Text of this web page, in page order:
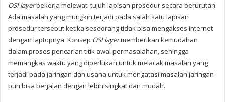
OSI layerbekerja melewati tujuh lapisan prosedur secara berurutan.
Ada masalah yang mungkin terjadi pada salah satu lapisan
prosedur tersebut ketika seseorang tidak bisa mengakses internet
dengan laptopnya. Konsep OSI layermemberikan kemudahan
dalam proses pencarian titik awal permasalahan, sehingga
memangkas waktu yang diperlukan untuk melacak masalah yang
terjadi pada jaringan dan usaha untuk mengatasi masalah jaringan
pun bisa berjalan dengan lebih singkat dan mudah.